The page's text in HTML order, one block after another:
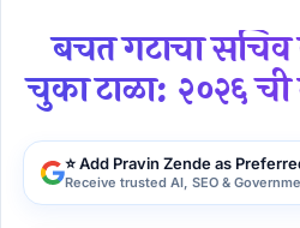
बचत गटाचा सचिव
चुका टाळा: २०२६
⭐ Add Pravin Zende as
Receive trusted AI, SEO &